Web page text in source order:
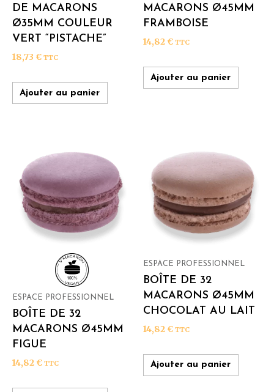
DE MACARONS
Ø35MM COULEUR
VERT “PISTACHE”
18,73 € TTC
Ajouter au panier
MACARONS Ø45MM
FRAMBOISE
14,82 € TTC
Ajouter au panier
ESPACE PROFESSIONNEL
BOÎTE DE 32
MACARONS Ø45MM
FIGUE
14,82 € TTC
ESPACE PROFESSIONNEL
BOÎTE DE 32
MACARONS Ø45MM
CHOCOLAT AU LAIT
14,82 € TTC
Ajouter au panier